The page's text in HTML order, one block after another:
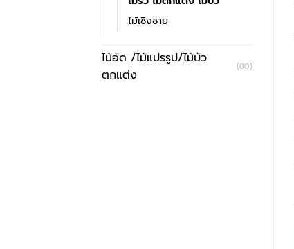
ไม้เชิงชาย
ไม้อัด /ไม้แปรรูป/ไม้บัว
ตกแต่ง
(80)